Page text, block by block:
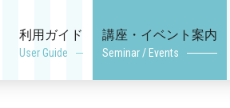
利用ガイド
User Guide
講座・イベント案内
Seminar / Events